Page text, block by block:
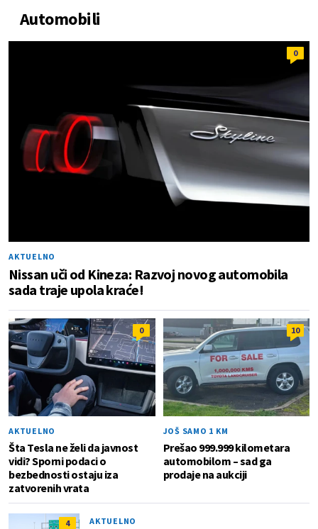
Automobili
0
AKTUELNO
Nissan uči od Kineza: Razvoj novog automobila
sada traje upola kraće!
0
AKTUELNO
Šta Tesla ne želi da javnost
vidi? Sporni podaci o
bezbednosti ostaju iza
zatvorenih vrata
10
JOŠ SAMO 1 KM
Prešao 999.999 kilometara
automobilom – sad ga
prodaje na aukciji
4 AKTUELNO